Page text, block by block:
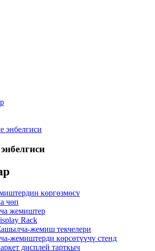
энбелгиси
көргөзмөсү
чөп
жемиштер
Rack
жемиш текчелери
жемиштерди көрсөтүүчү стенд
дисплей тарткыч